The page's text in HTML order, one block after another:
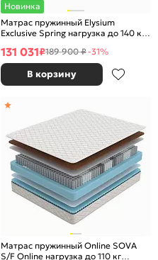
Новинка
Матрас пружинный Elysium
Exclusive Spring нагрузка до 140 кг
131 031₽189 900 ₽-31%
В корзину
Матрас пружинный Online SOVA
S/F Online нагрузка до 110 кг